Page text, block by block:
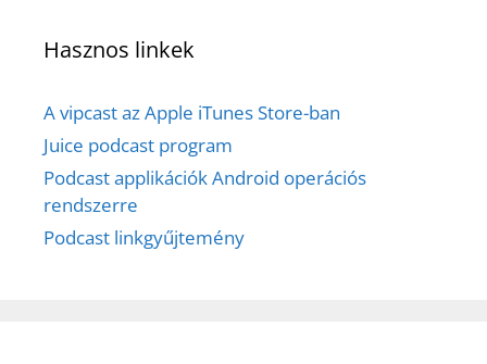
Hasznos linkek
A vipcast az Apple iTunes Store-ban
Juice podcast program
Podcast applikációk Android operációs
rendszerre
Podcast linkgyűjtemény